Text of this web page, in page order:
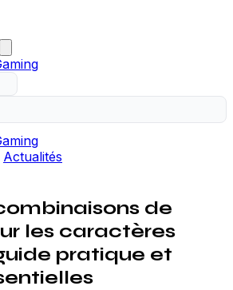
Actualités
de
les caractères
pratique et